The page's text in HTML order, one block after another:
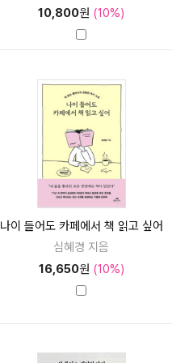
10,800원 (10%)
나이 들어도 카페에서 책 읽고 싶어
심혜경 지음
16,650원 (10%)